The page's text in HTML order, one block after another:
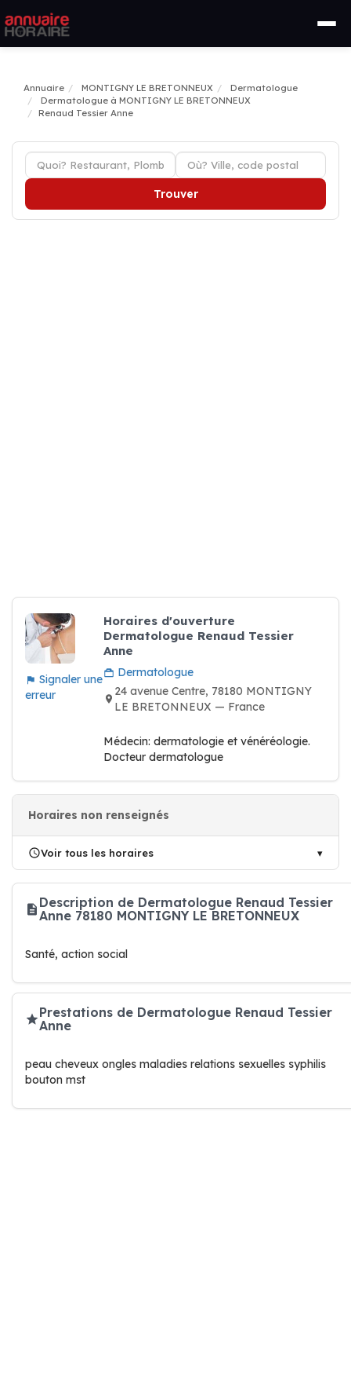
Annuaire MONTIGNY LE BRETONNEUX
Dermatologue
Dermatologue à MONTIGNY LE BRETONNEUX
Renaud Tessier Anne
Trouver
Signaler une
erreur
Horaires d'ouverture
Dermatologue Renaud Tessier
Anne
Dermatologue
24 avenue Centre, 78180 MONTIGNY
LE BRETONNEUX — France
Médecin: dermatologie et vénéréologie.
Docteur dermatologue
Horaires non renseignés
Voir tous les horaires
Description de Dermatologue Renaud Tessier
Anne 78180 MONTIGNY LE BRETONNEUX
Santé, action social
Prestations de Dermatologue Renaud Tessier
Anne
peau cheveux ongles maladies relations sexuelles syphilis
bouton mst